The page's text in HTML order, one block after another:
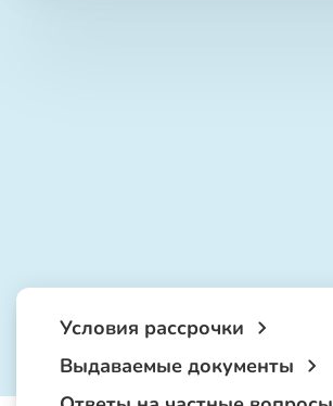
Условия рассрочки
Выдаваемые документы